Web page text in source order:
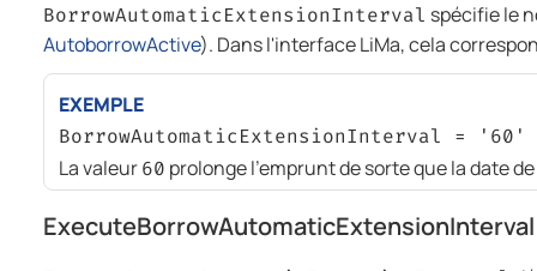
BorrowAutomaticExtensionInterval spécifie le
AutoborrowActive). Dans l'interface LiMa, cela
EXEMPLE
BorrowAutomaticExtensionInterval = '60'
La valeur60 prolonge l'emprunt de sorte que la date
ExecuteBorrowAutomaticExtensionInterval